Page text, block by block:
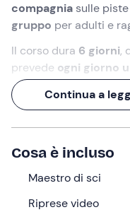
compagnia sulle
gruppo per adulti e
Il corso dura 6 giorni,
prevede ogni giorno
alle 11:00, dalle 10:00
13:00 (a seconda della
Cosa faremo
Il corso si svolge nella
domenica, gli iscritti
Continua a
Cosa è incluso
Maestro di sci
Riprese video